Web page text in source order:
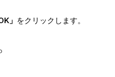
」 をクリックします。